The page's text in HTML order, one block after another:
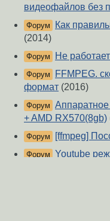
видеофайлов без
Форум
Как
(2014)
Форум Не
Форум
FFMPEG.
формат (2016)
Форум
+ AMD RX570(8gb)
Форум [ffmpeg]
Форум Youtube